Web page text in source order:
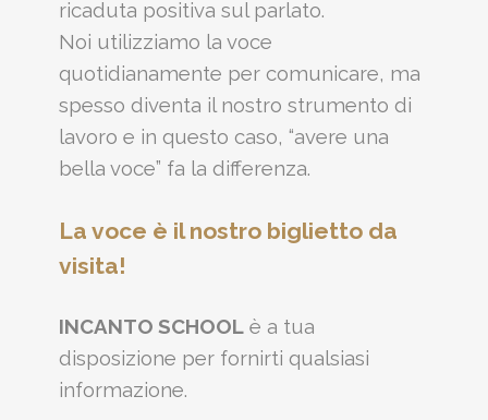
ricaduta positiva sul parlato.
Noi utilizziamo la voce
quotidianamente per comunicare, ma
spesso diventa il nostro strumento di
lavoro e in questo caso, “avere una
bella voce” fa la differenza.
La voce è il nostro biglietto da
visita!
INCANTO SCHOOLè a tua
disposizione per fornirti qualsiasi
informazione.